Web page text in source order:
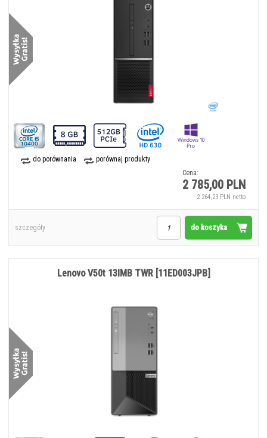
do porównania
porównaj produkty
Cena:
2 785,00 PLN
2 264,23 PLN netto
do koszyka
szczegóły
Lenovo V50t 13IMB TWR [11ED003JPB]